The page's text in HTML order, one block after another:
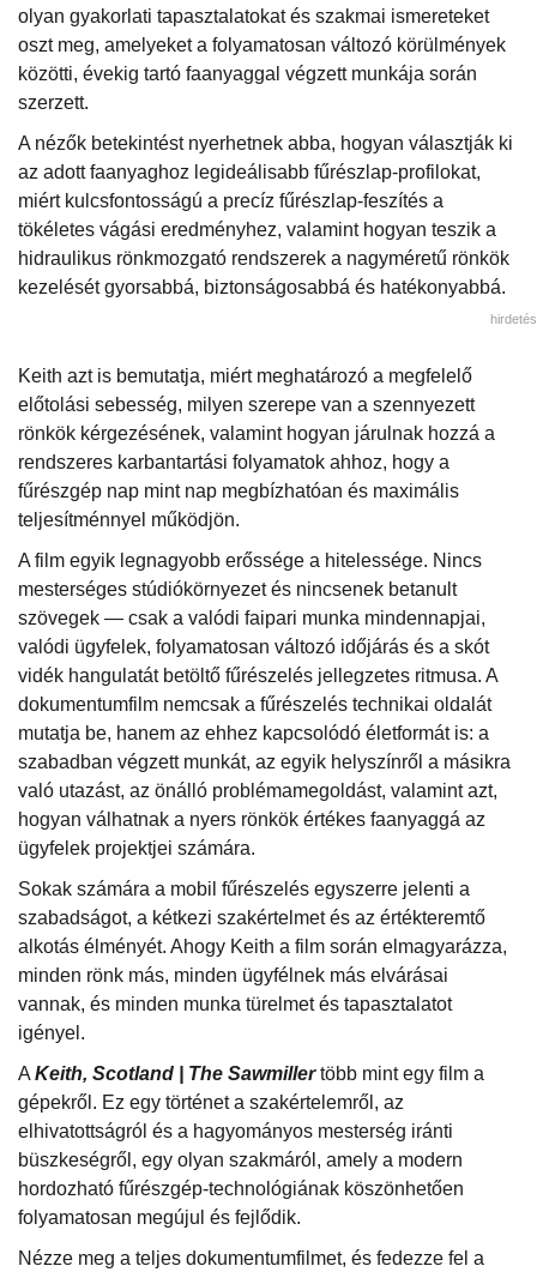
olyan gyakorlati tapasztalatokat és szakmai ismereteket
oszt meg, amelyeket a folyamatosan változó körülmények
közötti, évekig tartó faanyaggal végzett munkája során
szerzett.
A nézők betekintést nyerhetnek abba, hogyan választják ki
az adott faanyaghoz legideálisabb fűrészlap-profilokat,
miért kulcsfontosságú a precíz fűrészlap-feszítés a
tökéletes vágási eredményhez, valamint hogyan teszik a
hidraulikus rönkmozgató rendszerek a nagyméretű rönkök
kezelését gyorsabbá, biztonságosabbá és hatékonyabbá.
hirdetés
Keith azt is bemutatja, miért meghatározó a megfelelő
előtolási sebesség, milyen szerepe van a szennyezett
rönkök kérgezésének, valamint hogyan járulnak hozzá a
rendszeres karbantartási folyamatok ahhoz, hogy a
fűrészgép nap mint nap megbízhatóan és maximális
teljesítménnyel működjön.
A film egyik legnagyobb erőssége a hitelessége. Nincs
mesterséges stúdiókörnyezet és nincsenek betanult
szövegek — csak a valódi faipari munka mindennapjai,
valódi ügyfelek, folyamatosan változó időjárás és a skót
vidék hangulatát betöltő fűrészelés jellegzetes ritmusa. A
dokumentumfilm nemcsak a fűrészelés technikai oldalát
mutatja be, hanem az ehhez kapcsolódó életformát is: a
szabadban végzett munkát, az egyik helyszínről a másikra
való utazást, az önálló problémamegoldást, valamint azt,
hogyan válhatnak a nyers rönkök értékes faanyaggá az
ügyfelek projektjei számára.
Sokak számára a mobil fűrészelés egyszerre jelenti a
szabadságot, a kétkezi szakértelmet és az értékteremtő
alkotás élményét. Ahogy Keith a film során elmagyarázza,
minden rönk más, minden ügyfélnek más elvárásai
vannak, és minden munka türelmet és tapasztalatot
igényel.
A Keith, Scotland | The Sawmillertöbb mint egy film a
gépekről. Ez egy történet a szakértelemről, az
elhivatottságról és a hagyományos mesterség iránti
büszkeségről, egy olyan szakmáról, amely a modern
hordozható fűrészgép-technológiának köszönhetően
folyamatosan megújul és fejlődik.
Nézze meg a teljes dokumentumfilmet, és fedezze fel a